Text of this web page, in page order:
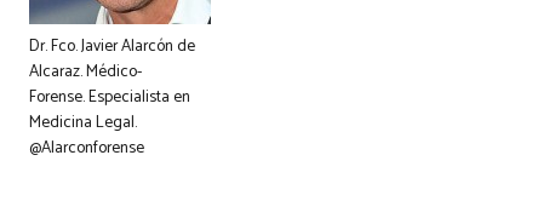
Dr. Fco. Javier Alarcón de
Alcaraz. Médico-
Forense. Especialista en
Medicina Legal.
@Alarconforense